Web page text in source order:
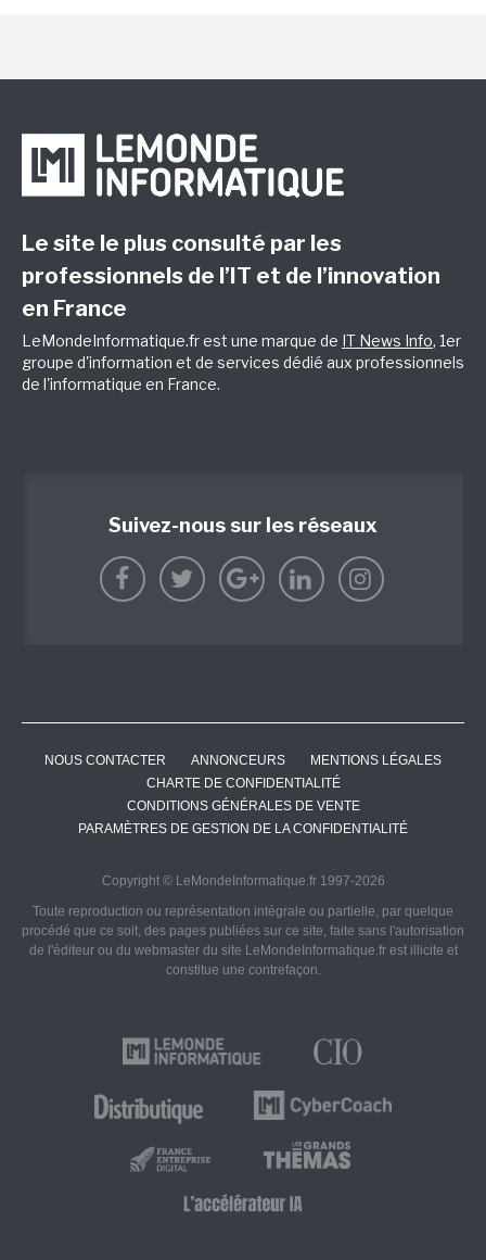
Le site le plus consulté par les
professionnels de l’IT et de l’innovation
en France
LeMondeInformatique.fr est une marque de IT News Info, 1er
groupe d'information et de services dédié aux professionnels
de l'informatique en France.
Suivez-nous sur les réseaux
NOUS CONTACTER ANNONCEURS
MENTIONS LÉGALES
CHARTE DE CONFIDENTIALITÉ
CONDITIONS GÉNÉRALES DE VENTE
PARAMÈTRES DE GESTION DE LA CONFIDENTIALITÉ
Copyright © LeMondeInformatique.fr 1997-2026
Toute reproduction ou représentation intégrale ou partielle, par quelque
procédé que ce soit, des pages publiées sur ce site, faite sans l'autorisation
de l'éditeur ou du webmaster du site LeMondeInformatique.fr est illicite et
constitue une contrefaçon.